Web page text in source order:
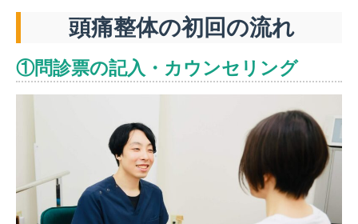
頭痛整体の初回の流れ
①問診票の記入・カウンセリング